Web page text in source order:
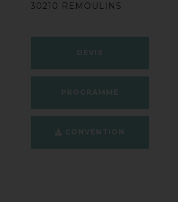
30210 REMOULINS
DEVIS
PROGRAMME
CONVENTION